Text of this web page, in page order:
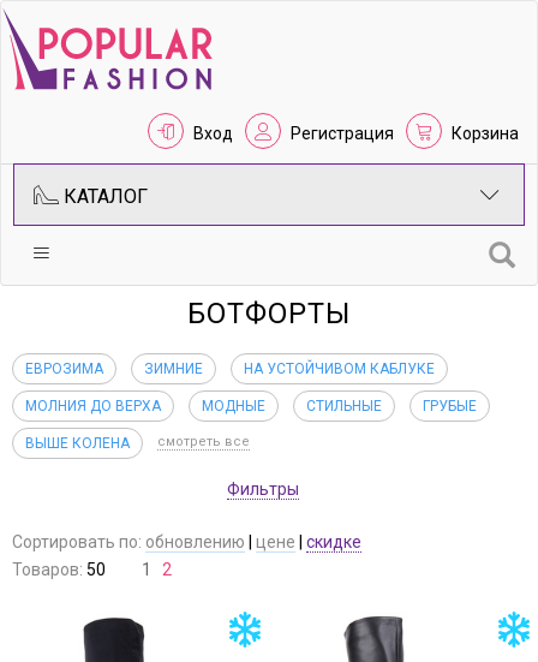
Вход Регистрация Корзина
КАТАЛОГ
БОТФОРТЫ
ЕВРОЗИМА ЗИМНИЕ НА УСТОЙЧИВОМ КАБЛУКЕ
МОЛНИЯ ДО ВЕРХА МОДНЫЕ СТИЛЬНЫЕ ГРУБЫЕ
ВЫШЕ КОЛЕНА смотреть все
Фильтры
Сортировать по: обновлению цене
скидке
Товаров: 50 1 2